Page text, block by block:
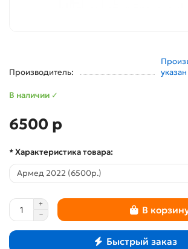
Производитель:
указан
В наличии ✓
6500 р
* Характеристика товара:
В
Быстрый заказ